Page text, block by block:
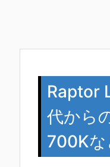
Raptor
代から
700Kな